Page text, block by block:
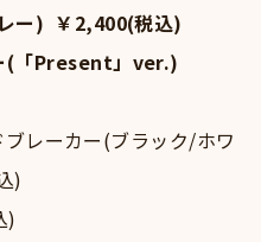
ー) ￥2,400(税込)
(「Present」ver.)
レーカー(ブラック/ホワ
)
)